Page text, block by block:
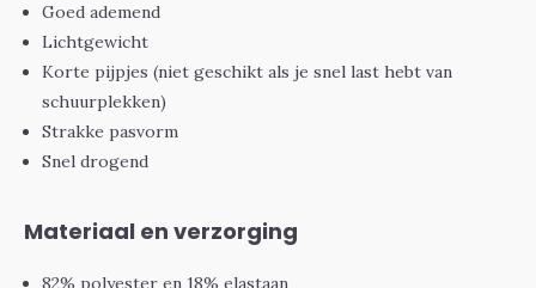
Goed ademend
Lichtgewicht
Korte pijpjes (niet geschikt als je snel last hebt van
schuurplekken)
Strakke pasvorm
Snel drogend
Materiaal en verzorging
82% polyester en 18% elastaan